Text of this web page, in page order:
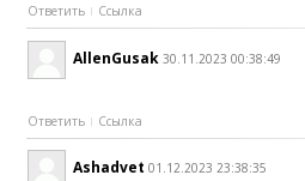
Ответить Ссылка
AllenGusak 30.11.2023 00:38:49
Ответить Ссылка
Ashadvet 01.12.2023 23:38:35